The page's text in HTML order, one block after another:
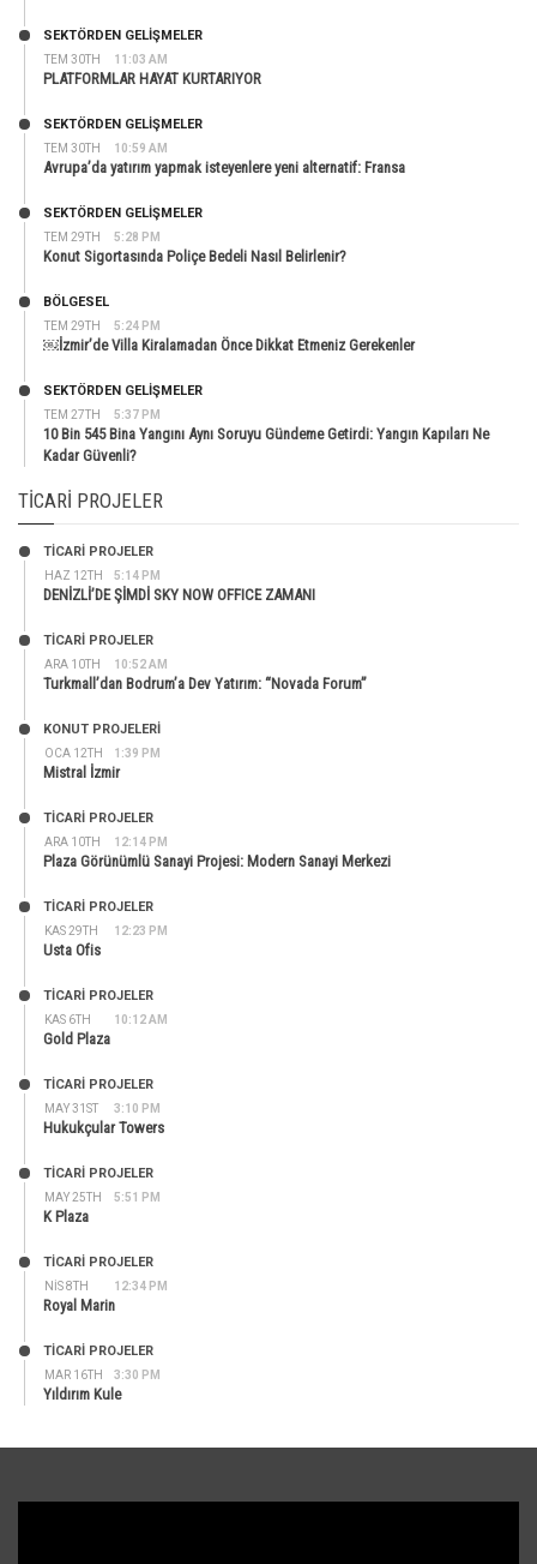
TEM 30TH 11:03 AM
SEKTÖRDEN GELIŞMELER
PLATFORMLAR HAYAT KURTARIYOR
TEM 30TH 10:59 AM
SEKTÖRDEN GELIŞMELER
Avrupa’da yatırım yapmak isteyenlere yeni alternatif: Fransa
TEM 29TH 5:28 PM
SEKTÖRDEN GELIŞMELER
Konut Sigortasında Poliçe Bedeli Nasıl Belirlenir?
TEM 29TH 5:24 PM
BÖLGESEL
￼İzmir’de Villa Kiralamadan Önce Dikkat Etmeniz Gerekenler
TEM 27TH 5:37 PM
SEKTÖRDEN GELIŞMELER
10 Bin 545 Bina Yangını Aynı Soruyu Gündeme Getirdi: Yangın Kapıları Ne
Kadar Güvenli?
TICARI PROJELER
HAZ 12TH 5:14 PM
TİCARİ PROJELER
DENİZLİ’DE ŞİMDİ SKY NOW OFFICE ZAMANI
ARA 10TH 10:52 AM
TİCARİ PROJELER
Turkmall’dan Bodrum’a Dev Yatırım: “Novada Forum”
OCA 12TH 1:39 PM
KONUT PROJELERI
Mistral İzmir
ARA 10TH 12:14 PM
TİCARİ PROJELER
Plaza Görünümlü Sanayi Projesi: Modern Sanayi Merkezi
KAS 29TH 12:23 PM
TİCARİ PROJELER
Usta Ofis
KAS 6TH 10:12 AM
TİCARİ PROJELER
Gold Plaza
MAY 31ST 3:10 PM
TİCARİ PROJELER
Hukukçular Towers
MAY 25TH 5:51 PM
TİCARİ PROJELER
K Plaza
NIS 8TH 12:34 PM
TİCARİ PROJELER
Royal Marin
MAR 16TH 3:30 PM
TİCARİ PROJELER
Yıldırım Kule